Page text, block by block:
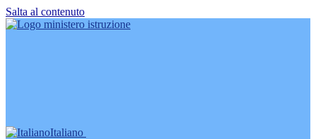
Salta al contenuto
Italiano